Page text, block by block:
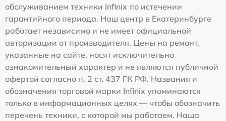
обслуживанием техники Infinix по истечении
гарантийного периода. Наш центр в Екатеринбурге
работает независимо и не имеет официальной
авторизации от производителя. Цены на ремонт,
указанные на сайте, носят исключительно
ознакомительный характер и не являются публичной
офертой согласно п. 2 ст. 437 ГК РФ. Названия и
обозначения торговой марки Infinix упоминаются
только в информационных целях — чтобы обозначить
перечень техники, с которой мы работаем. Наша